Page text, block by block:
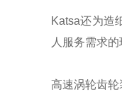
Katsa还为造
人服务需求
高速涡轮齿